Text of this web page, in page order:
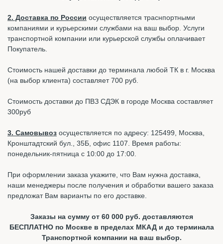
2. Доставка по России осуществляется траснпортными
компаниями и курьерскими службами на ваш выбор. Услуги
транспортной компании или курьерской службы оплачивает
Покупатель.
Стоимость нашей доставки до терминала любой ТК в г. Москва
(на выбор клиента) составляет 700 руб.
Стоимость доставки до ПВЗ СДЭК в городе Москва составляет
300руб
3. Самовывоз осуществляется по адресу: 125499, Москва,
Кронштадтский бул., 35Б, офис 1107. Время работы:
понедельник-пятница с 10:00 до 17:00.
При оформлении заказа укажите, что Вам нужна доставка,
наши менеджеры после получения и обработки вашего заказа
предложат Вам варианты по его доставке.
Заказы на сумму от 60 000 руб. доставляются
БЕСПЛАТНО по Москве в пределах МКАД и до терминала
Транспортной компании на ваш выбор.